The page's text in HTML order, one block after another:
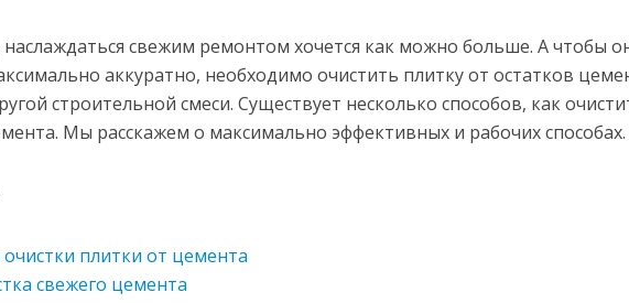
наслаждаться свежим ремонтом хочется как можно больше. А чтобы
аккуратно, необходимо очистить плитку от остатков
строительной смеси. Существует несколько способов, как
Мы расскажем о максимально эффективных и рабочих способах.
плитки от цемента
свежего цемента